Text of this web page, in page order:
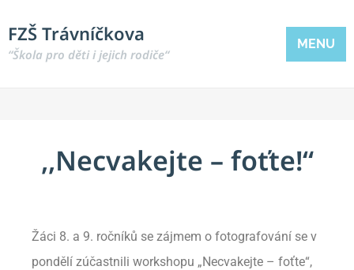
FZŠ Trávníčkova
“Škola pro děti i jejich rodiče“
MENU
,,Necvakejte – foťte!“
Žáci 8. a 9. ročníků se zájmem o fotografování se v
pondělí zúčastnili workshopu „Necvakejte – foťte“,